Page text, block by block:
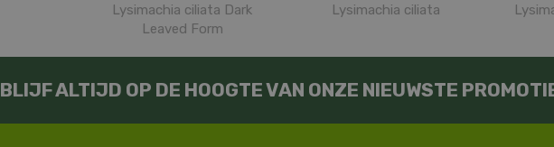
Lysimachia ciliata Dark
Leaved Form
Lysimachia ciliata
BLIJF ALTIJD OP DE HOOGTE VAN ONZE NIEUWSTE